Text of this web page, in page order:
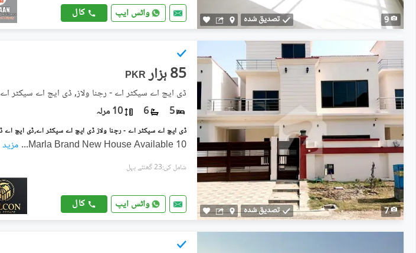
9 تصدیق شدہ واٹس ایپ کال
7 تصدیق شدہ
PKR 85 ہزار
ڈی ایچ اے سیکٹر اے - رچنا ولاز, ڈی ایچ اے سیکٹر اے
5
6 10 مرلہ
10 Marla Brand New House Available
... مزید
شامل کی:23 گھنٹے پہل
واٹس ایپ کال